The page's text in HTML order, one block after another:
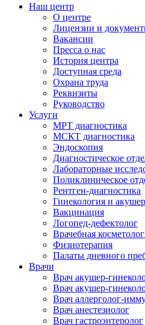
Наш центр
О центре
Лицензии и
Вакансии
Пресса о нас
История центра
Доступная среда
Охрана труда
Реквизиты
Руководство
Услуги
МРТ диагностика
МСКТ диагностика
Эндоскопия
Диагностическое
Лабораторные
Поликлиническое
Рентген-диагностика
Гинекология и
Вакцинация
Логопед-дефектолог
Врачебная
Физиотерапия
Палаты дневного
Врачи
Врач акушер-
Врач акушер-
Врач аллерголог-
Врач анестезиолог
Врач гастроэнтеролог